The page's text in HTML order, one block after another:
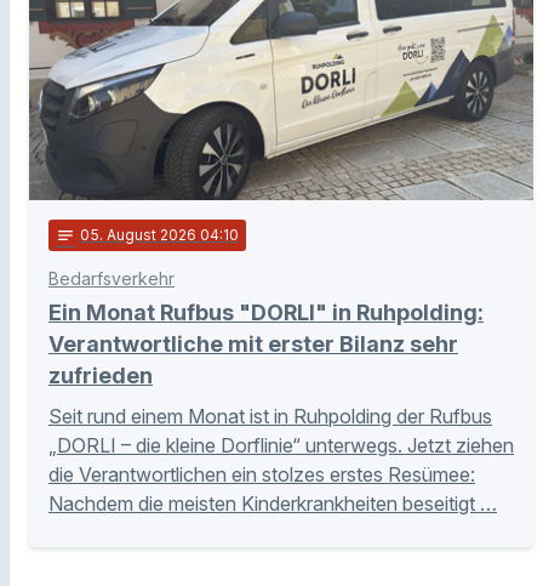
notes 05. August 2026 04:10
Bedarfsverkehr
Ein Monat Rufbus "DORLI" in Ruhpolding:
Verantwortliche mit erster Bilanz sehr
zufrieden
Seit rund einem Monat ist in Ruhpolding der Rufbus
„DORLI – die kleine Dorflinie“ unterwegs. Jetzt ziehen
die Verantwortlichen ein stolzes erstes Resümee:
Nachdem die meisten Kinderkrankheiten beseitigt …